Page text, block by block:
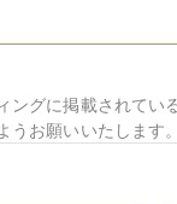
ングに掲載されて
お願いいたします。